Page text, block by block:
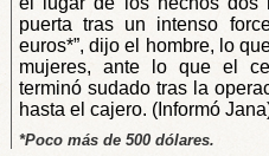
puerta tras un intenso
euros*”, dijo el hombre, lo
mujeres, ante lo que el
terminó sudado tras la
hasta el cajero. (Informó
*Poco más de 500 dólares.